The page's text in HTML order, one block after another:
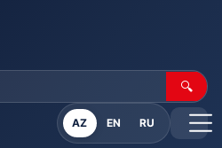
🔍
AZ EN RU